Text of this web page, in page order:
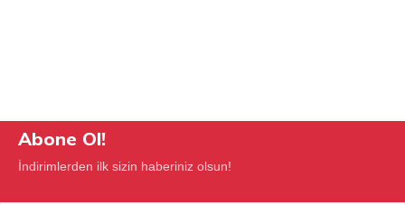
Abone Ol!
İndirimlerden ilk sizin haberiniz olsun!